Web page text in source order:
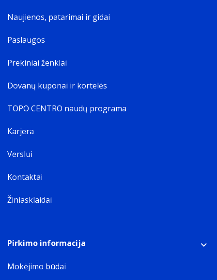
Naujienos, patarimai ir gidai
Paslaugos
Prekiniai ženklai
Dovanų kuponai ir kortelės
TOPO CENTRO naudų programa
Karjera
Verslui
Kontaktai
Žiniasklaidai
Pirkimo informacija
Mokėjimo būdai